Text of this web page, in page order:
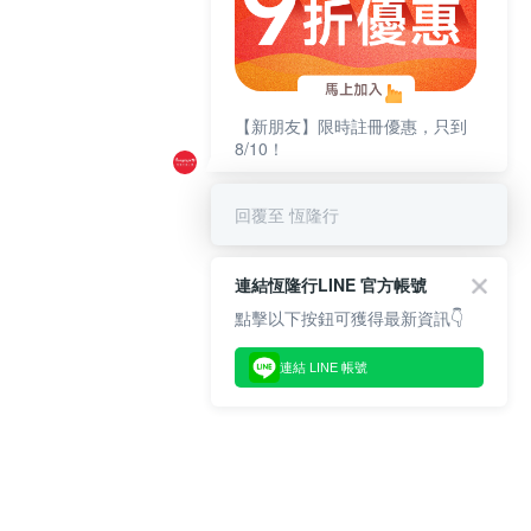
【新朋友】限時註冊優惠，只到
8/10！
回覆至 恆隆行
連結恆隆行LINE 官方帳號
點擊以下按鈕可獲得最新資訊👇
連結 LINE 帳號